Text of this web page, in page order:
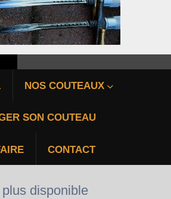
DE CHASSE FORGÉ
Bienvenue au fil de la
NOS COUTEAUX
SON COUTEAU
CONTACT
disponible